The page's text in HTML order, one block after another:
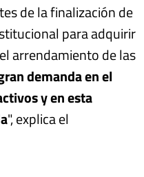
de la finalización de
para adquirir
arrendamiento de las
demanda en el
y en esta
", explica el